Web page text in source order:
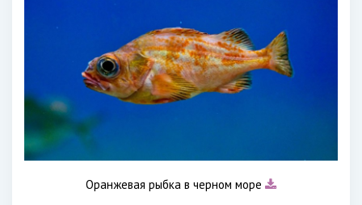
Оранжевая рыбка в черном море